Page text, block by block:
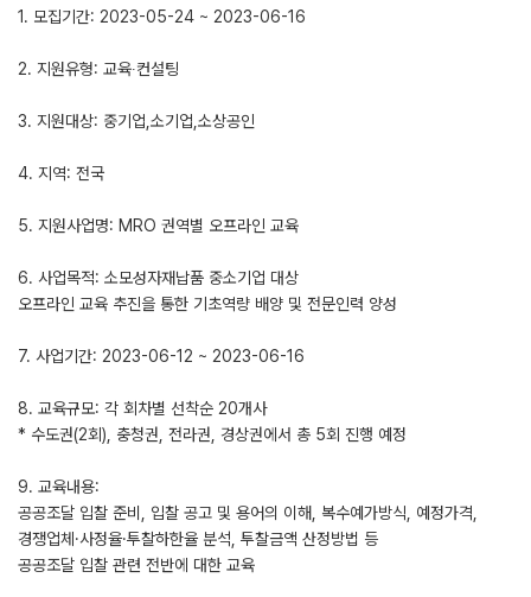
1. 모집기간: 2023-05-24 ~ 2023-06-16
2. 지원유형: 교육∙컨설팅
3. 지원대상: 중기업,소기업,소상공인
4. 지역: 전국
5. 지원사업명: MRO 권역별 오프라인 교육
6. 사업목적: 소모성자재납품 중소기업 대상
오프라인 교육 추진을 통한 기초역량 배양 및 전문인력 양성
7. 사업기간: 2023-06-12 ~ 2023-06-16
8. 교육규모: 각 회차별 선착순 20개사
* 수도권(2회), 충청권, 전라권, 경상권에서 총 5회 진행 예정
9. 교육내용:
공공조달 입찰 준비, 입찰 공고 및 용어의 이해, 복수예가방식, 예정가격,
경쟁업체·사정율·투찰하한율 분석, 투찰금액 산정방법 등
공공조달 입찰 관련 전반에 대한 교육